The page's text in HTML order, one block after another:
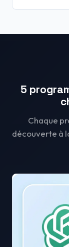
5
Chaque
découverte à